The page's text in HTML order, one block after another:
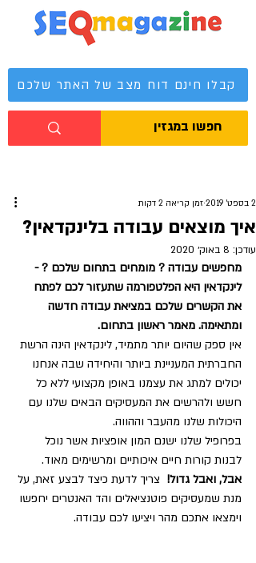
מגזין קידום אתרים
קבלו חינם דוח מצב של האתר שלכם
איך מוצאים עבודה בלינקדאין?
2 בספט׳ 2019 זמן קריאה 2 דקות
עודכן: 8 באוק׳ 2020
מחפשים עבודה ? מומחים בתחום שלכם ? -
לינקדאין היא הפלטפורמה שתעזור לכם לפתח
את הקשרים שלכם במציאת עבודה חדשה
ומתאימה. מאמר ראשון בתחום.
אין ספק שהיום יותר מתמיד, לינקדאין הינה הרשת
החברתית המעניינת ביותר והיחידה שבה אנחנו
יכולים למתג את עצמנו באופן מקצועי ללא כל
חשש ולהרשים את המעסיקים הבאים שלנו עם
היכולות שלנו מהעבר וההווה.
בפרופיל שלנו ישנם המון אופציות אשר נוכל
לבנות קורות חיים איכותיים ומרשימים מאוד.
אבל, ואבל גדול! צריך לדעת כיצד לבצע זאת, על
מנת שמעסיקים פוטנציאלים והד האנטרים יחפשו
וימצאו אתכם מהר ויציעו לכם עבודה.